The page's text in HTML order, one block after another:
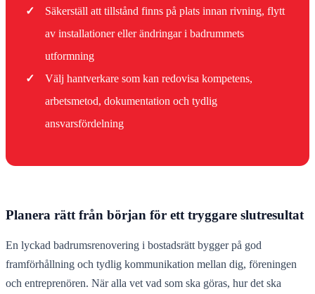
✓
Säkerställ att tillstånd finns på plats innan rivning, flytt
av installationer eller ändringar i badrummets
utformning
✓
Välj hantverkare som kan redovisa kompetens,
arbetsmetod, dokumentation och tydlig
ansvarsfördelning
Planera rätt från början för ett tryggare slutresultat
En lyckad badrumsrenovering i bostadsrätt bygger på god
framförhållning och tydlig kommunikation mellan dig, föreningen
och entreprenören. När alla vet vad som ska göras, hur det ska